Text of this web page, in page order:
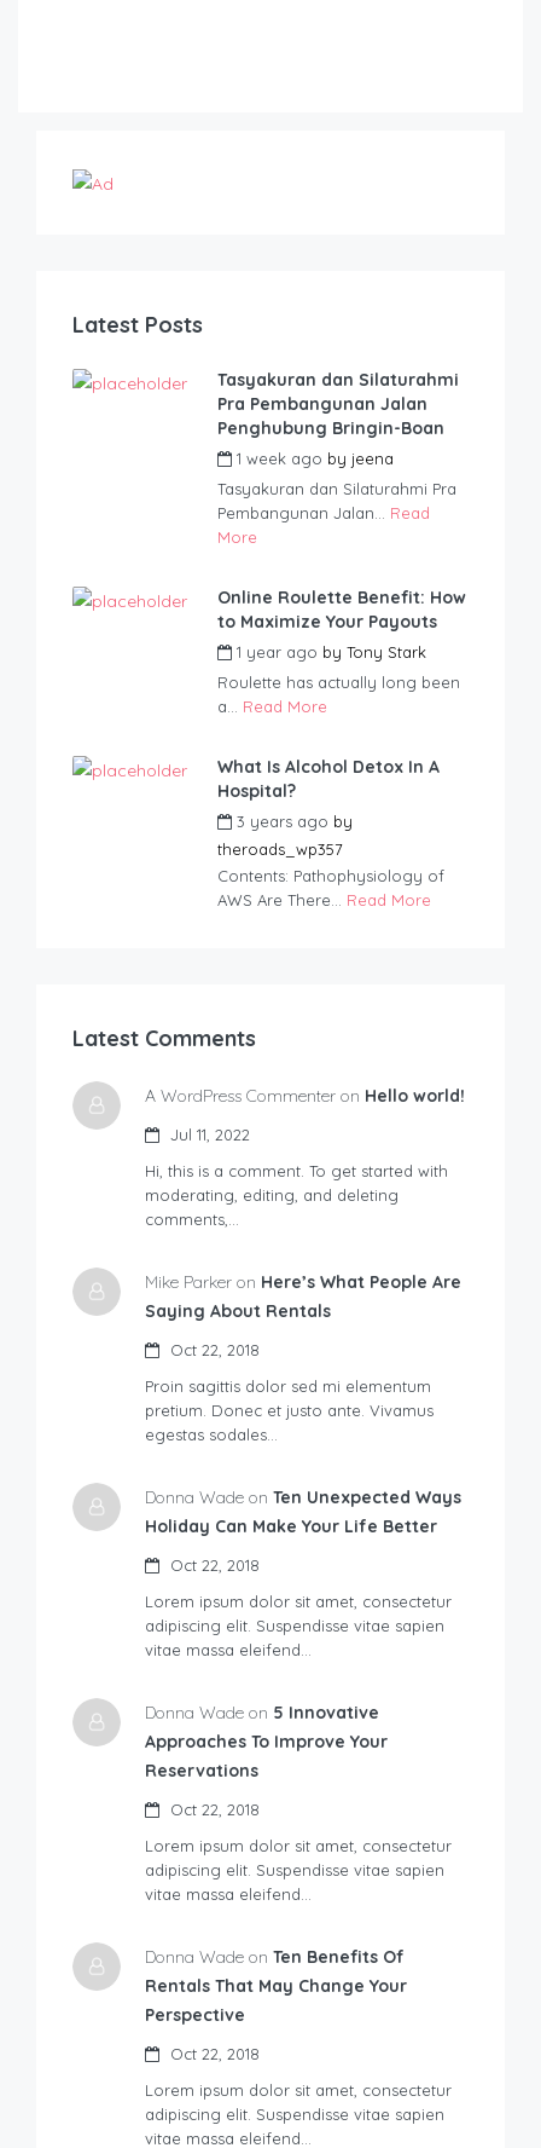
Latest Posts
Tasyakuran dan Silaturahmi
Pra Pembangunan Jalan
Penghubung Bringin-Boan
1 week ago by jeena
Tasyakuran dan Silaturahmi Pra
Pembangunan Jalan... Read
More
Online Roulette Benefit: How
to Maximize Your Payouts
1 year ago by Tony Stark
Roulette has actually long been
a... Read More
What Is Alcohol Detox In A
Hospital?
3 years ago by
theroads_wp357
Contents: Pathophysiology of
AWS Are There... Read More
Latest Comments
A WordPress Commenter on Hello world!
Jul 11, 2022
Hi, this is a comment. To get started with
moderating, editing, and deleting
comments,…
Mike Parker on Here’s What People Are
Saying About Rentals
Oct 22, 2018
Proin sagittis dolor sed mi elementum
pretium. Donec et justo ante. Vivamus
egestas sodales…
Donna Wade on Ten Unexpected Ways
Holiday Can Make Your Life Better
Oct 22, 2018
Lorem ipsum dolor sit amet, consectetur
adipiscing elit. Suspendisse vitae sapien
vitae massa eleifend…
Donna Wade on 5 Innovative
Approaches To Improve Your
Reservations
Oct 22, 2018
Lorem ipsum dolor sit amet, consectetur
adipiscing elit. Suspendisse vitae sapien
vitae massa eleifend…
Donna Wade on Ten Benefits Of
Rentals That May Change Your
Perspective
Oct 22, 2018
Lorem ipsum dolor sit amet, consectetur
adipiscing elit. Suspendisse vitae sapien
vitae massa eleifend…